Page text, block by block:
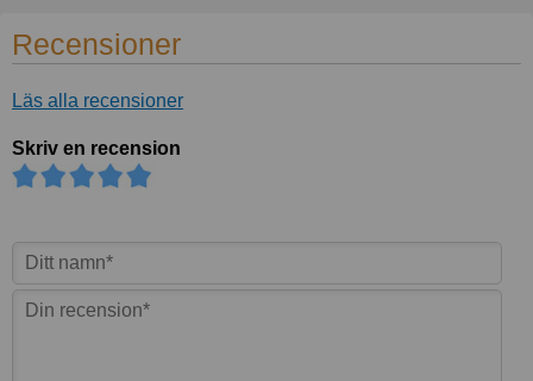
Recensioner
Läs alla recensioner
Skriv en recension